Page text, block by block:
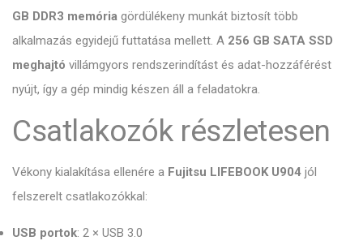
GB DDR3 memória gördülékeny munkát biztosít több
alkalmazás egyidejű futtatása mellett. A 256 GB SATA SSD
meghajtó villámgyors rendszerindítást és adat-hozzáférést
nyújt, így a gép mindig készen áll a feladatokra.
Csatlakozók részletesen
Vékony kialakítása ellenére a Fujitsu LIFEBOOK U904 jól
felszerelt csatlakozókkal:
USB portok: 2 × USB 3.0